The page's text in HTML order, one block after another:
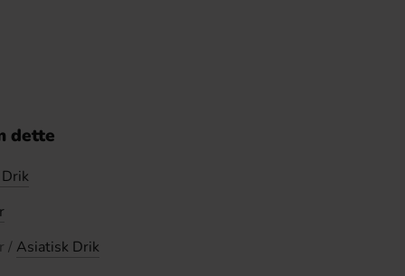
dette
/ Asiatisk Drik